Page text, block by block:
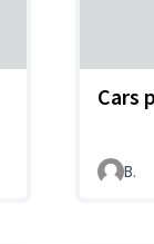
Cars
B.